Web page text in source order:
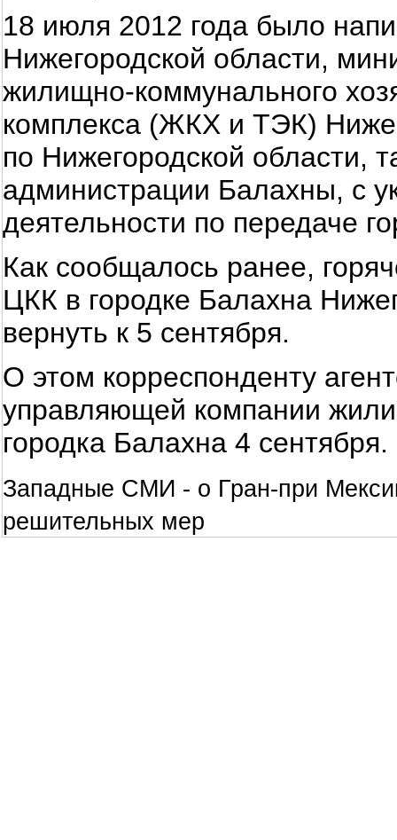
18 июля 2012 года было
Нижегородской области,
жилищно-коммунального
комплекса (ЖКХ и ТЭК)
по Нижегородской области,
администрации Балахны, с
деятельности по передаче
Как сообщалось ранее,
ЦКК в городке Балахна
вернуть к 5 сентября.
О этом корреспонденту
управляющей компании
городка Балахна 4 сентября.
Западные СМИ - о Гран-при
решительных мер